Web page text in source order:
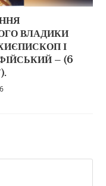
ВЛАДИКИ
І
– (6